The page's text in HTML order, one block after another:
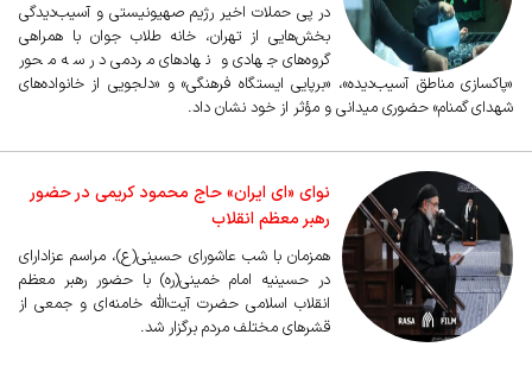
در پی حملات اخیر رژیم صهیونیستی و آسیب‌دیدگی
بخش‌هایی از تهران، خانه طلاب جوان با همراهی
گروه‌های جهادی و نهادهای مردمی در سه محور
«پاکسازی مناطق آسیب‌دیده»، «برپایی ایستگاه فرهنگی‌» و «دلجویی از خانواده‌های
شهدای گمنام» حضوری میدانی و مؤثر از خود نشان داد.
نوای «ای ایران» حاج محمود کریمی در حضور
رهبر معظم انقلاب
همزمان با شب عاشورای حسینی(ع)، مراسم عزادارای
در حسینیه امام خمینی(ره) با حضور رهبر معظم
انقلاب اسلامی حضرت آیت‌الله خامنه‌ای و جمعی از
قشرهای مختلف مردم برگزار شد.